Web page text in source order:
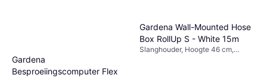
Gardena
Besproeiingscomputer Flex
Gardena Wall-Mounted Hose
Box RollUp S - White 15m
Slanghouder, Hoogte 46 cm,